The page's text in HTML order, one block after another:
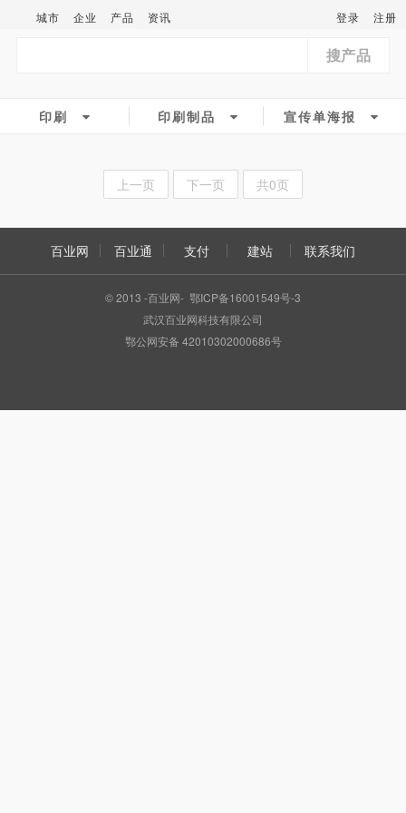
城市 企业 产品 资讯 登录 注册
搜产品
印刷 印刷制品 宣传单海报
上一页 下一页 共0页
百业网 百业通 支付 建站 联系我们
© 2013 -百业网- 鄂ICP备16001549号-3
武汉百业网科技有限公司
鄂公网安备 42010302000686号